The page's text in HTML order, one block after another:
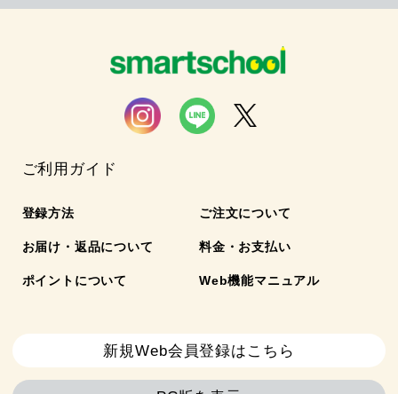
ご利用ガイド
登録方法 ご注文について
お届け・返品について 料金・お支払い
ポイントについて Web機能マニュアル
新規Web会員登録はこちら